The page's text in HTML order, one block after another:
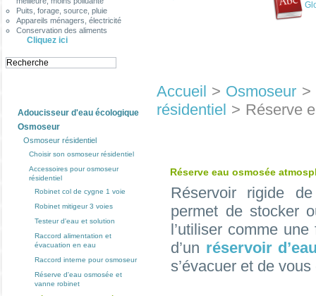
Puits, forage, source, pluie
Appareils ménagers, électricité
Conservation des aliments
Cliquez ici
Adoucisseur d'eau écologique
Osmoseur
Osmoseur résidentiel
Choisir son osmoseur résidentiel
Accessoires pour osmoseur
résidentiel
Robinet col de cygne 1 voie
Robinet mitigeur 3 voies
Testeur d'eau et solution
Raccord alimentation et
évacuation en eau
Raccord interne pour osmoseur
Réserve d'eau osmosée et
vanne robinet
Accueil > Osmoseur >
résidentiel > Réserve
Réserve eau osmosée
Réservoir rigide
permet de stocker
l’utiliser comme
d’un réservoir
s’évacuer et de